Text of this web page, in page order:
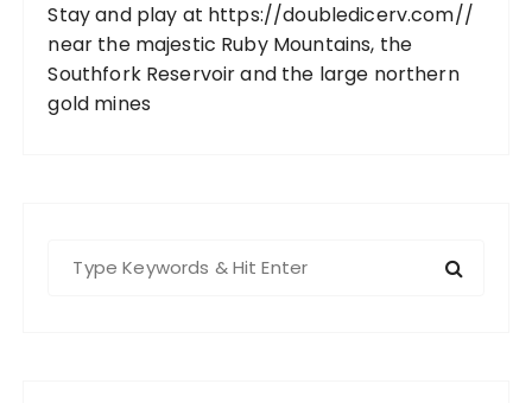
Stay and play at https://doubledicerv.com//
near the majestic Ruby Mountains, the
Southfork Reservoir and the large northern
gold mines